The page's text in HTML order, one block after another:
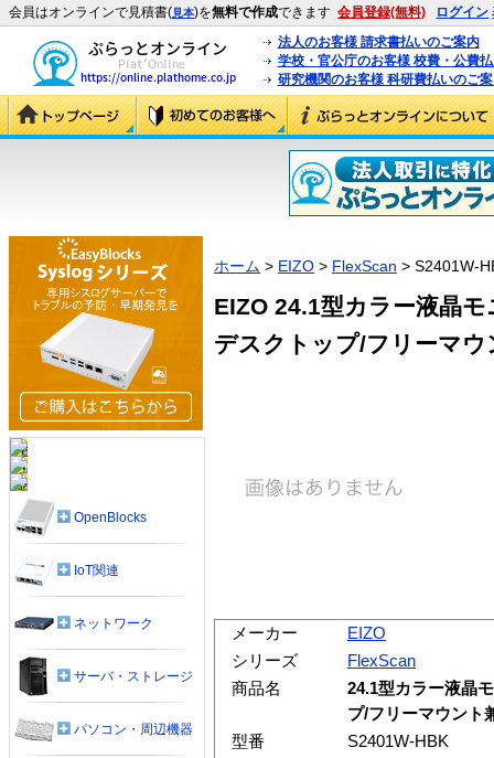
会員はオンラインで見積書(見本)を無料で作成できます 会員登録(無料) ログイン
法人のお客様 請求書払いのご案内
学校・官公庁のお客様 校費・公費
研究機関のお客様 科研費払いのご
ホーム > EIZO > FlexScan > S2401W-
EIZO 24.1型カラー液晶
デスクトップ/フリーマ
メーカー
EIZO
シリーズ
FlexScan
商品名
24.1型カラー液晶
プ/フリーマウント
型番
S2401W-HBK
OpenBlocks
IoT関連
ネットワーク
サーバ・ストレージ
パソコン・周辺機器